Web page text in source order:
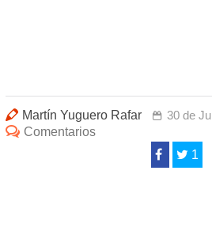
Martín Yuguero Rafar
30 de
Comentarios
1